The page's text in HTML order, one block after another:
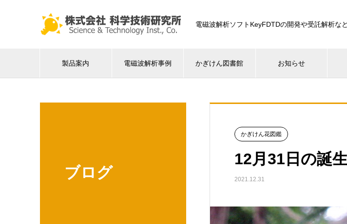
電磁波解析ソフトKeyFDTDの開発や受託解析な
製品案内 電磁波解析事例 かぎけん図書館 お知らせ
ブログ
かぎけん花図鑑
12月31日の誕
2021.12.31